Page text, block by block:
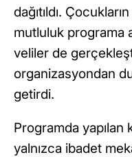
dağıtıldı.
mutluluk programa
veliler de
organizasyondan
getirdi.
Programda
yalnızca ibadet